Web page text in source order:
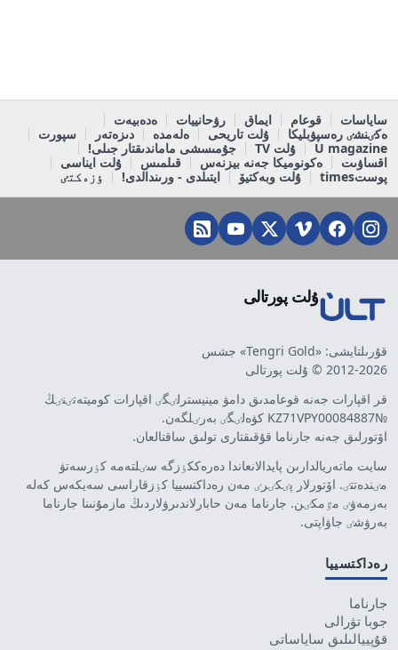
ساياسات قوعام ايماق رۋحانييات
ەدەبيەت
ەكٸنشٸ رەسپۋبليكا
ۇلت تاريحى ەلەمدە دىزەتەر
سپورت
U magazine
ۇلت TV
جۇمىسشى ماماندىقتار جىلى!
اقساۋىت
ەكونوميكا جەنە بيزنەس قىلمىس
ۇلت ايناسى
پوستtimes
ۇلت وبەكتيۆ ايتىلدى - ورىندالدى! ٶزەكتٸ
ۇلت پورتالى
قۇرىلتايشى: «Tengri Gold» جشس
2012-2026 © ۇلت پورتالى
قر اقپارات جەنە قوعامدىق دامۋ مينيسترلٸگٸ اقپارات كوميتەتٸنٸڭ
№KZ71VPY00084887 كۋەلٸگٸ بەرٸلگەن.
اۆتورلىق جەنە جارناما قۇقىقتارى تولىق ساقتالعان.
سايت ماتەريالدارىن پايدالانعاندا دەرەككٶزگە سٸلتەمە كٶرسەتۋ
مٸندەتتٸ. اۆتورلار پٸكٸرٸ مەن رەداكتسييا كٶزقاراسى سەيكەس كەلە
بەرمەۋٸ مٷمكٸن. جارناما مەن حابارلاندىرۋلاردىڭ مازمۇنىنا جارناما
بەرۋشٸ جاۋاپتى.
رەداكتسييا
جارناما
جوبا تۋرالى
قۇپييالىلىق ساياساتى